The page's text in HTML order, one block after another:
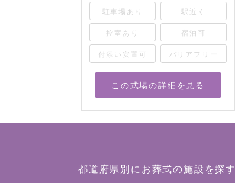
駐車場あり 駅近く
控室あり 宿泊可
付添い安置可 バリアフリー
この式場の詳細を見る
都道府県別にお葬式の施設を探す